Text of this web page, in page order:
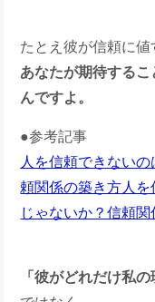
たとえ彼が信頼に値
あなたが期待する
んですよ。
●参考記事
人を信頼できない
頼関係の築き方人
じゃないか？信頼
「彼がどれだけ私